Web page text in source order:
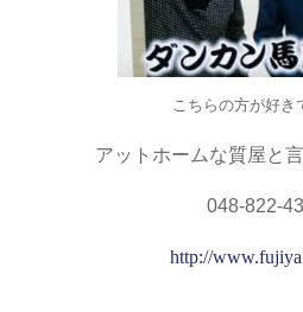
こちらの方が好き
アットホームな質屋と
048-822-
http://